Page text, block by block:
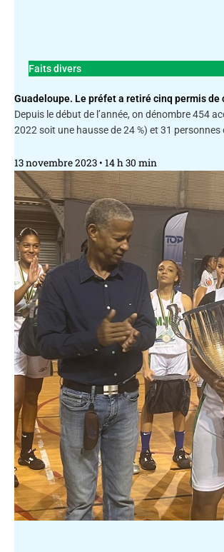
Faits divers
Guadeloupe. Le préfet a retiré cinq permis de
Depuis le début de l’année, on dénombre 454
2022 soit une hausse de 24 %) et 31 personnes
13 novembre 2023 14 h 30 min